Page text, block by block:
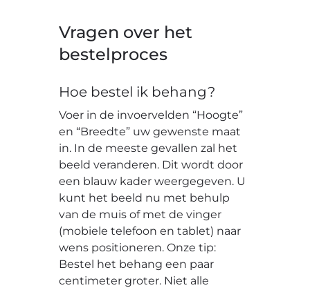
Vragen over het
bestelproces
Hoe bestel ik behang?
Voer in de invoervelden “Hoogte”
en “Breedte” uw gewenste maat
in. In de meeste gevallen zal het
beeld veranderen. Dit wordt door
een blauw kader weergegeven. U
kunt het beeld nu met behulp
van de muis of met de vinger
(mobiele telefoon en tablet) naar
wens positioneren. Onze tip:
Bestel het behang een paar
centimeter groter. Niet alle